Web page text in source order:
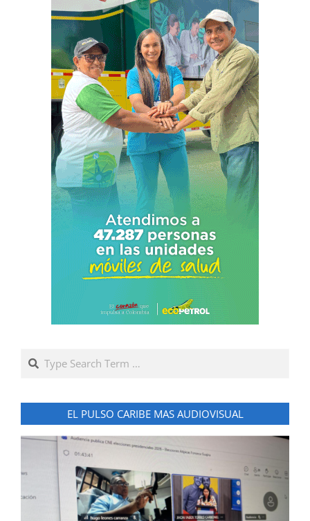
Search
EL PULSO CARIBE MAS AUDIOVISUAL